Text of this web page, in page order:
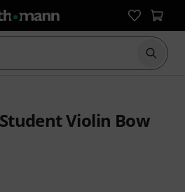
Suche
Violin Bow
aus 14 Kundenbewertungen